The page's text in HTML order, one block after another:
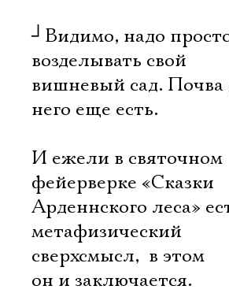
┘ Видимо, надо
возделывать свой
вишневый сад. Почва
него еще есть.
И ежели в святочном
фейерверке «Сказки
Арденнского леса»
метафизический
сверхсмысл,  в этом
он и заключается.